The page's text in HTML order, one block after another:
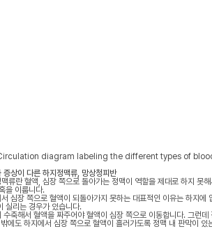
diagram labeling the different types of
증상이 다른 하지정맥류, 망상청피반
류란 혈액, 심장 쪽으로 돌아가는 정맥이 역할을 제대로 하지 못
을 이룹니다.
심장 쪽으로 혈액이 되돌아가지 못하는 대표적인 이유는 하지
실리는 경우가 있습니다.
수축해서 혈액을 짜주어야 혈액이 심장 쪽으로 이동합니다. 그런
에도 하지에서 심장 쪽으로 혈액이 흘러가도록 정맥 내 판막이